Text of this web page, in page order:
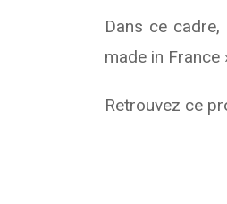
Dans ce
made in France
Retrouvez ce